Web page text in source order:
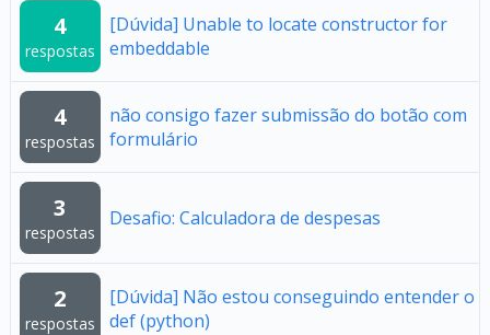
4
respostas
[Dúvida] Unable to locate constructor for
embeddable
4
respostas
não consigo fazer submissão do botão com
formulário
3
respostas
Desafio: Calculadora de despesas
2
respostas
[Dúvida] Não estou conseguindo entender o
def (python)